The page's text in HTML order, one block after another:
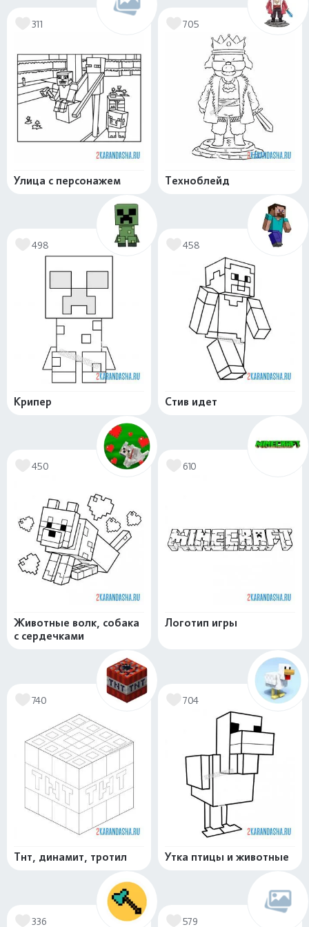
311
Улица с персонажем
705
Техноблейд
498
Крипер
458
Стив идет
450
Животные волк, собака
с сердечками
610
Логотип игры
740
Тнт, динамит, тротил
704
Утка птицы и животные
336 579